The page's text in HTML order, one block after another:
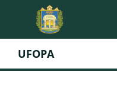
UFOPA